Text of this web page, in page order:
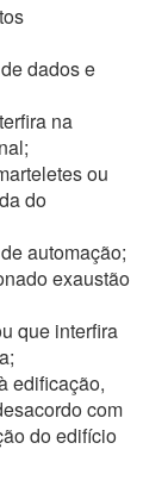
dados e
na
ou
do
automação;
exaustão
que interfira
edificação,
com
do edifício